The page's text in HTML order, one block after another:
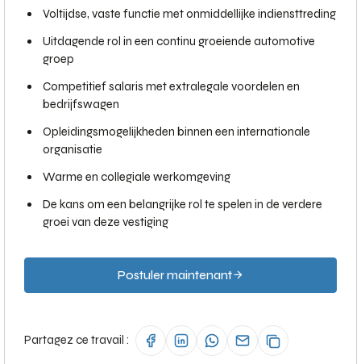
Voltijdse, vaste functie met onmiddellijke indiensttreding
Uitdagende rol in een continu groeiende automotive
groep
Competitief salaris met extralegale voordelen en
bedrijfswagen
Opleidingsmogelijkheden binnen een internationale
organisatie
Warme en collegiale werkomgeving
De kans om een belangrijke rol te spelen in de verdere
groei van deze vestiging
Postuler maintenant
Partagez ce travail :